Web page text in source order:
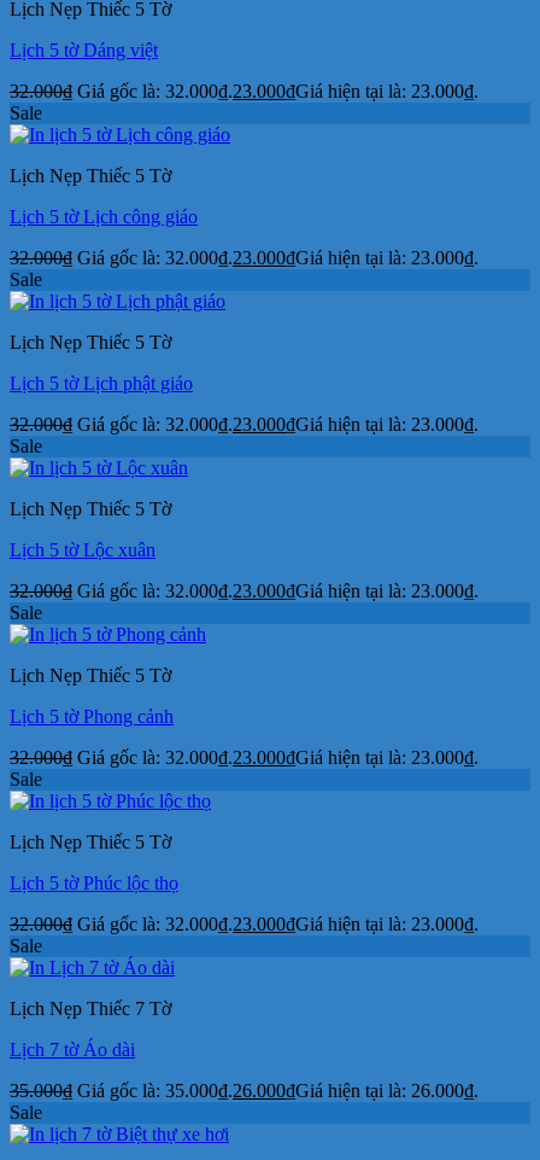
Lịch Nẹp Thiếc 5 Tờ
Lịch 5 tờ Dáng việt
32.000₫ Giá gốc là: 32.000₫.23.000₫Giá hiện tại là: 23.000₫.
Sale
Lịch Nẹp Thiếc 5 Tờ
Lịch 5 tờ Lịch công giáo
32.000₫ Giá gốc là: 32.000₫.23.000₫Giá hiện tại là: 23.000₫.
Sale
Lịch Nẹp Thiếc 5 Tờ
Lịch 5 tờ Lịch phật giáo
32.000₫ Giá gốc là: 32.000₫.23.000₫Giá hiện tại là: 23.000₫.
Sale
Lịch Nẹp Thiếc 5 Tờ
Lịch 5 tờ Lộc xuân
32.000₫ Giá gốc là: 32.000₫.23.000₫Giá hiện tại là: 23.000₫.
Sale
Lịch Nẹp Thiếc 5 Tờ
Lịch 5 tờ Phong cảnh
32.000₫ Giá gốc là: 32.000₫.23.000₫Giá hiện tại là: 23.000₫.
Sale
Lịch Nẹp Thiếc 5 Tờ
Lịch 5 tờ Phúc lộc thọ
32.000₫ Giá gốc là: 32.000₫.23.000₫Giá hiện tại là: 23.000₫.
Sale
Lịch Nẹp Thiếc 7 Tờ
Lịch 7 tờ Áo dài
35.000₫ Giá gốc là: 35.000₫.26.000₫Giá hiện tại là: 26.000₫.
Sale